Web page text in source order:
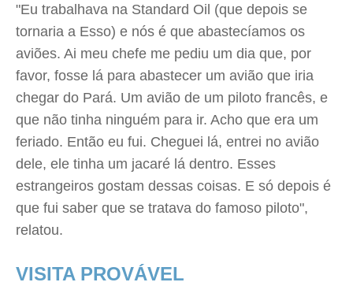
"Eu trabalhava na Standard Oil (que depois se
tornaria a Esso) e nós é que abastecíamos os
aviões. Ai meu chefe me pediu um dia que, por
favor, fosse lá para abastecer um avião que iria
chegar do Pará. Um avião de um piloto francês, e
que não tinha ninguém para ir. Acho que era um
feriado. Então eu fui. Cheguei lá, entrei no avião
dele, ele tinha um jacaré lá dentro. Esses
estrangeiros gostam dessas coisas. E só depois é
que fui saber que se tratava do famoso piloto",
relatou.
VISITA PROVÁVEL